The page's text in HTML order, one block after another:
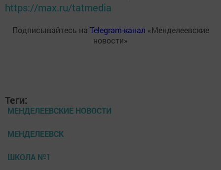
https://max.ru/tatmedia
Подписывайтесь на Telegram-канал «Менделеевские
новости»
Теги:
МЕНДЕЛЕЕВСКИЕ НОВОСТИ
МЕНДЕЛЕЕВСК
ШКОЛА №1